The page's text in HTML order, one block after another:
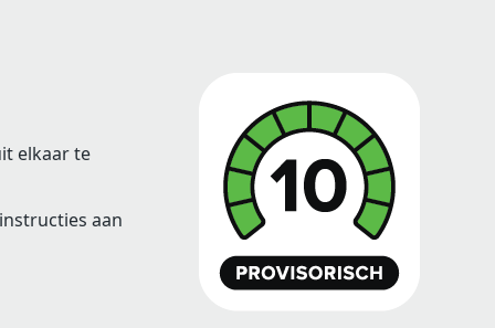
elkaar te
aan